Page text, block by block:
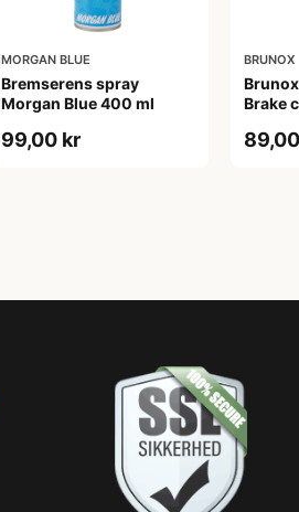
MORGAN BLUE
Bremserens spray
Morgan Blue 400 ml
99,00 kr
BRUNOX
Brake